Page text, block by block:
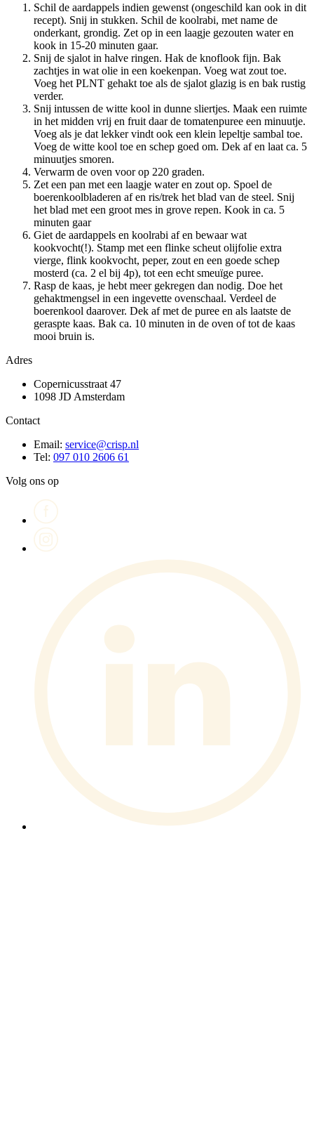
Schil de aardappels indien gewenst (ongeschild kan ook in dit
recept). Snij in stukken. Schil de koolrabi, met name de
onderkant, grondig. Zet op in een laagje gezouten water en
kook in 15-20 minuten gaar.
Snij de sjalot in halve ringen. Hak de knoflook fijn. Bak
zachtjes in wat olie in een koekenpan. Voeg wat zout toe.
Voeg het PLNT gehakt toe als de sjalot glazig is en bak rustig
verder.
Snij intussen de witte kool in dunne sliertjes. Maak een ruimte
in het midden vrij en fruit daar de tomatenpuree een minuutje.
Voeg als je dat lekker vindt ook een klein lepeltje sambal toe.
Voeg de witte kool toe en schep goed om. Dek af en laat ca. 5
minuutjes smoren.
Verwarm de oven voor op 220 graden.
Zet een pan met een laagje water en zout op. Spoel de
boerenkoolbladeren af en ris/trek het blad van de steel. Snij
het blad met een groot mes in grove repen. Kook in ca. 5
minuten gaar
Giet de aardappels en koolrabi af en bewaar wat
kookvocht(!). Stamp met een flinke scheut olijfolie extra
vierge, flink kookvocht, peper, zout en een goede schep
mosterd (ca. 2 el bij 4p), tot een echt smeuïge puree.
Rasp de kaas, je hebt meer gekregen dan nodig. Doe het
gehaktmengsel in een ingevette ovenschaal. Verdeel de
boerenkool daarover. Dek af met de puree en als laatste de
geraspte kaas. Bak ca. 10 minuten in de oven of tot de kaas
mooi bruin is.
Adres
Copernicusstraat 47
1098 JD Amsterdam
Contact
Email: service@crisp.nl
Tel: 097 010 2606 61
Volg ons op